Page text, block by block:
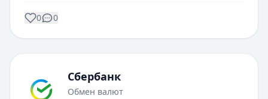
0 0
Сбербанк
Обмен валют